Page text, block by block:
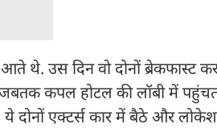
थे. उस दिन वो दोनों ब्रेकफास्ट
कपल होटल की लॉबी में
दोनों एक्टर्स कार में बैठे और